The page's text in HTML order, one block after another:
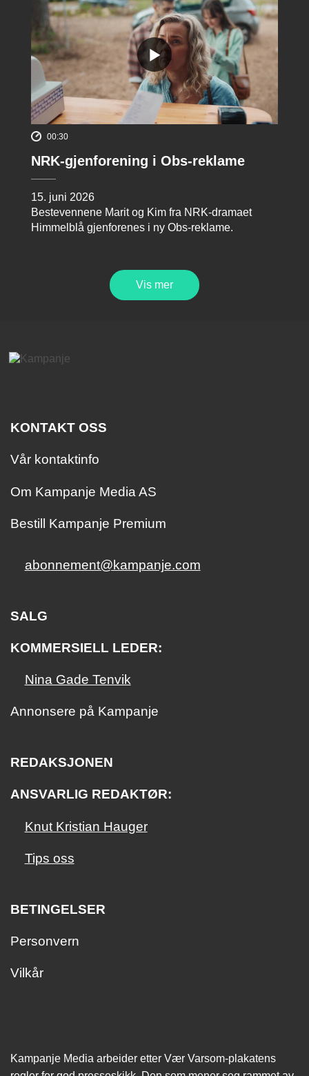
00:30
NRK-gjenforening i Obs-reklame
15. juni 2026
Bestevennene Marit og Kim fra NRK-dramaet
Himmelblå gjenforenes i ny Obs-reklame.
Vis mer
KONTAKT OSS
Vår kontaktinfo
Om Kampanje Media AS
Bestill Kampanje Premium
abonnement@kampanje.com
SALG
KOMMERSIELL LEDER:
Nina Gade Tenvik
Annonsere på Kampanje
REDAKSJONEN
ANSVARLIG REDAKTØR:
Knut Kristian Hauger
Tips oss
BETINGELSER
Personvern
Vilkår
Kampanje Media arbeider etter Vær Varsom-plakatens